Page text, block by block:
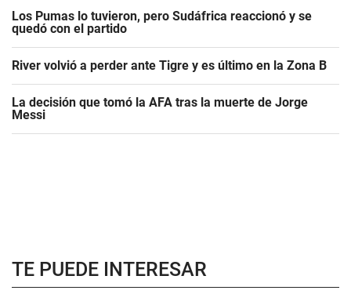
Los Pumas lo tuvieron, pero Sudáfrica reaccionó y se
quedó con el partido
River volvió a perder ante Tigre y es último en la Zona B
La decisión que tomó la AFA tras la muerte de Jorge
Messi
TE PUEDE INTERESAR